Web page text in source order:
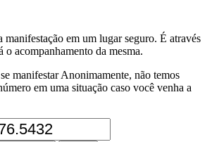
manifestação em um lugar seguro. É através
o acompanhamento da mesma.
manifestar Anonimamente, não temos
em uma situação caso você venha a